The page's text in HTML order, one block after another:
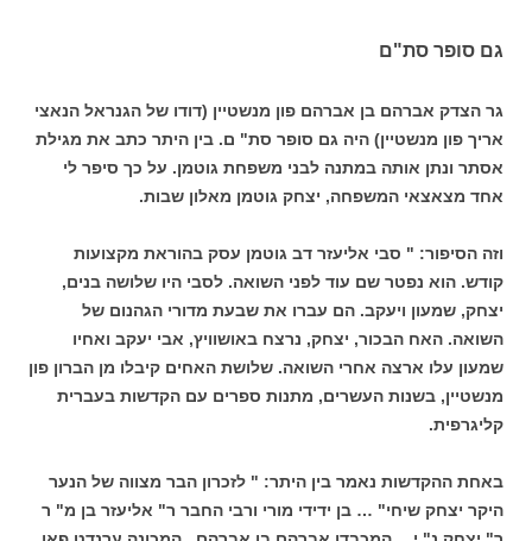
גם סופר סת"ם
גר הצדק אברהם בן אברהם פון מנשטיין (דודו של הגנראל הנאצי
אריך פון מנשטיין) היה גם סופר סת" ם. בין היתר כתב את מגילת
אסתר ונתן אותה במתנה לבני משפחת גוטמן. על כך סיפר לי
אחד מצאצאי המשפחה, יצחק גוטמן מאלון שבות.
וזה הסיפור: " סבי אליעזר דב גוטמן עסק בהוראת מקצועות
קודש. הוא נפטר שם עוד לפני השואה. לסבי היו שלושה בנים,
יצחק, שמעון ויעקב. הם עברו את שבעת מדורי הגהנום של
השואה. האח הבכור, יצחק, נרצח באושוויץ, אבי יעקב ואחיו
שמעון עלו ארצה אחרי השואה. שלושת האחים קיבלו מן הברון פון
מנשטיין, בשנות העשרים, מתנות ספרים עם הקדשות בעברית
קליגרפית.
באחת ההקדשות נאמר בין היתר: " לזכרון הבר מצווה של הנער
היקר יצחק שיחי" … בן ידידי מורי ורבי החבר ר" אליעזר בן מ" ר